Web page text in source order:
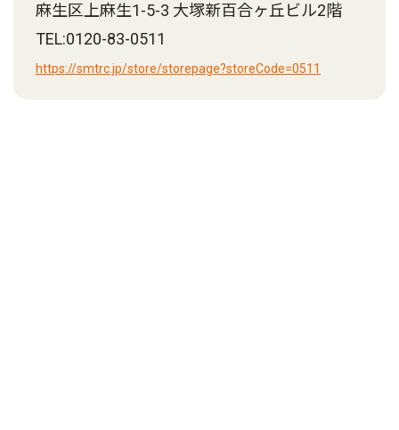
麻生区上麻生1-5-3 大塚新百合ヶ丘ビル2階
TEL:0120-83-0511
https://smtrc.jp/store/storepage?storeCode=0511